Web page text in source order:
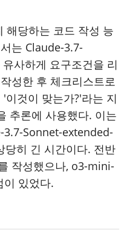
해당하는 코드 작성 능
는 Claude-3.7-
사하게 요구조건을 리
성한 후 체크리스트로
것이 맞는가?'라는 지
추론에 사용했다. 이는
Sonnet-extended-
히 긴 시간이다. 전반
작성했으나, o3-mini-
있었다.